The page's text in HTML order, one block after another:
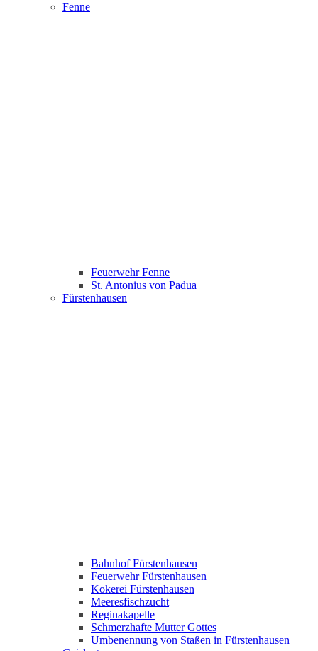
Fenne
Feuerwehr Fenne
St. Antonius von Padua
Fürstenhausen
Bahnhof Fürstenhausen
Feuerwehr Fürstenhausen
Kokerei Fürstenhausen
Meeresfischzucht
Reginakapelle
Schmerzhafte Mutter Gottes
Umbenennung von Staßen in Fürstenhausen